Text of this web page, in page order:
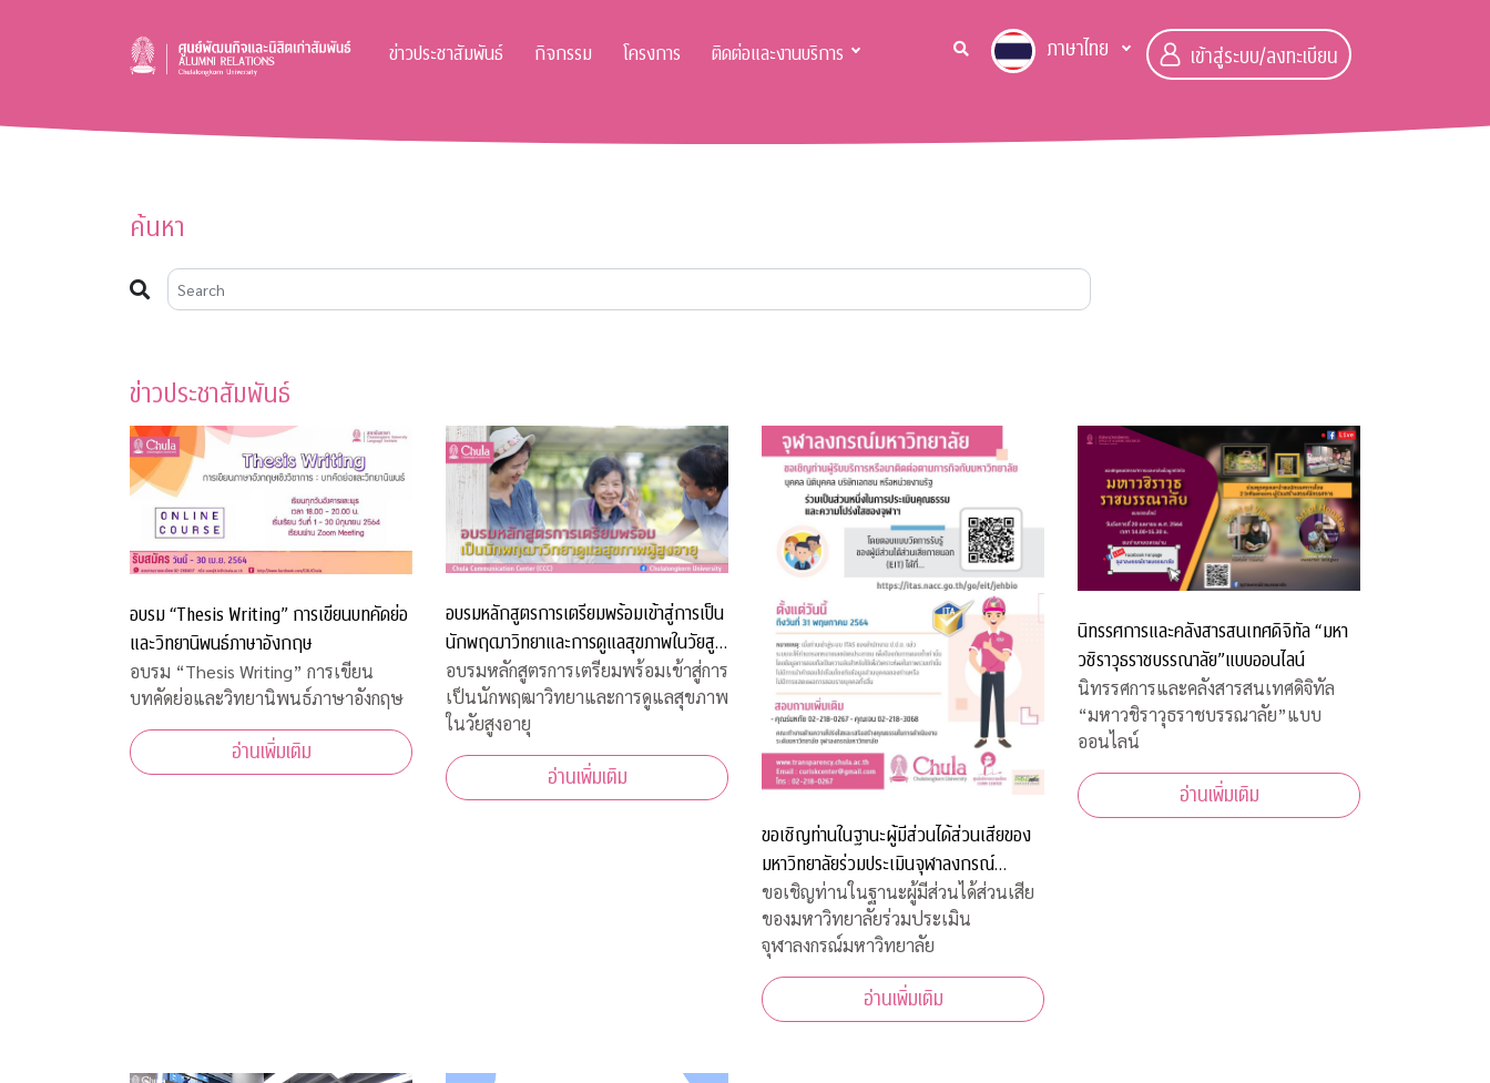
ข่าวประชาสัมพันธ์ กิจกรรม โครงการ ติดต่อและงานบริการ ภาษาไทย เข้าสู่ระบบ/ลงทะเบียน
ค้นหา
ข่าวประชาสัมพันธ์
อบรม “Thesis Writing” การเขียนบทคัดย่อ
และวิทยานิพนธ์ภาษาอังกฤษ
อบรม “Thesis Writing” การเขียน
บทคัดย่อและวิทยานิพนธ์ภาษาอังกฤษ
อ่านเพิ่มเติม
อบรมหลักสูตรการเตรียมพร้อมเข้าสู่การเป็น
นักพฤฒาวิทยาและการดูแลสุขภาพในวัยสูง
อายุ
อบรมหลักสูตรการเตรียมพร้อมเข้าสู่การ
เป็นนักพฤฒาวิทยาและการดูแลสุขภาพ
ในวัยสูงอายุ
อ่านเพิ่มเติม
ขอเชิญท่านในฐานะผู้มีส่วนได้ส่วนเสียของ
มหาวิทยาลัยร่วมประเมินจุฬาลงกรณ์
มหาวิทยาลัย
ขอเชิญท่านในฐานะผู้มีส่วนได้ส่วนเสีย
ของมหาวิทยาลัยร่วมประเมิน
จุฬาลงกรณ์มหาวิทยาลัย
อ่านเพิ่มเติม
นิทรรศการและคลังสารสนเทศดิจิทัล “มหา
วชิราวุธราชบรรณาลัย”แบบออนไลน์
นิทรรศการและคลังสารสนเทศดิจิทัล
“มหาวชิราวุธราชบรรณาลัย”แบบ
ออนไลน์
อ่านเพิ่มเติม